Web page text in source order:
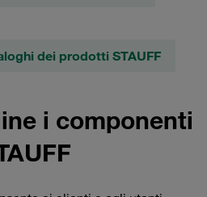
dei prodotti STAUFF
i componenti